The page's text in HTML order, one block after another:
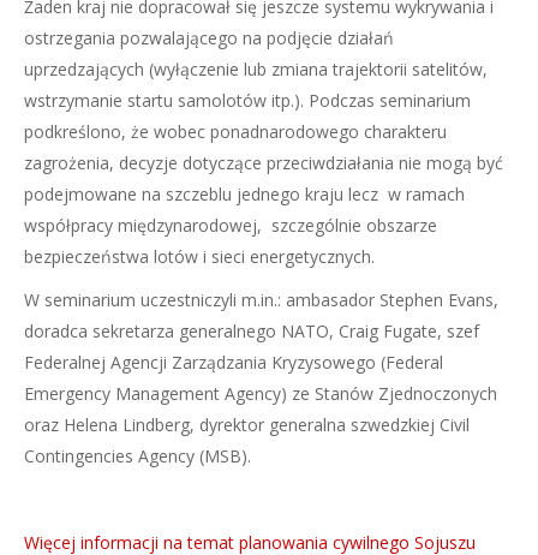
Żaden kraj nie dopracował się jeszcze systemu wykrywania i
ostrzegania pozwalającego na podjęcie działań
uprzedzających (wyłączenie lub zmiana trajektorii satelitów,
wstrzymanie startu samolotów itp.). Podczas seminarium
podkreślono, że wobec ponadnarodowego charakteru
zagrożenia, decyzje dotyczące przeciwdziałania nie mogą być
podejmowane na szczeblu jednego kraju lecz w ramach
współpracy międzynarodowej, szczególnie obszarze
bezpieczeństwa lotów i sieci energetycznych.
W seminarium uczestniczyli m.in.: ambasador Stephen Evans,
doradca sekretarza generalnego NATO, Craig Fugate, szef
Federalnej Agencji Zarządzania Kryzysowego (Federal
Emergency Management Agency) ze Stanów Zjednoczonych
oraz Helena Lindberg, dyrektor generalna szwedzkiej Civil
Contingencies Agency (MSB).
Więcej informacji na temat planowania cywilnego Sojuszu